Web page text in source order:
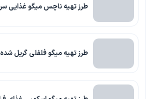
طرز تهیه ناچس میگو غذایی
طرز تهیه میگو فلفلی گریل شده